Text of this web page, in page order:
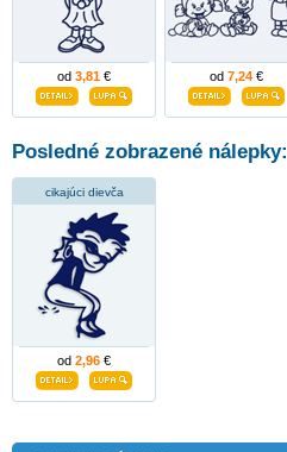
od 3,81 € od 7,24 €
Posledné zobrazené nálepky:
cikajúci dievča
od 2,96 €